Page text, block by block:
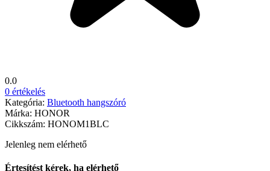
0.0
0 értékelés
Kategória: Bluetooth hangszóró
Márka: HONOR
Cikkszám: HONOM1BLC
Jelenleg nem elérhető
Értesítést kérek, ha elérhető